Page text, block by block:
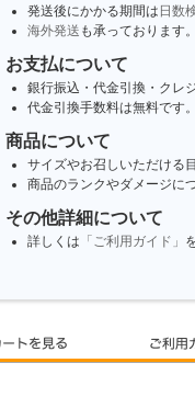
発送後にかかる期間は 日数
海外発送 も承っております。
お支払について
銀行振込・代金引換・クレ
代金引換手数料は無料です。
商品について
サイズやお召しいただける
商品のランクやダメージに
その他詳細について
詳しくは 「ご利用ガイド」